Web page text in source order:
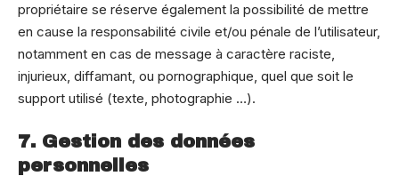
propriétaire se réserve également la possibilité de mettre
en cause la responsabilité civile et/ou pénale de l’utilisateur,
notamment en cas de message à caractère raciste,
injurieux, diffamant, ou pornographique, quel que soit le
support utilisé (texte, photographie …).
7. Gestion des données
personnelles